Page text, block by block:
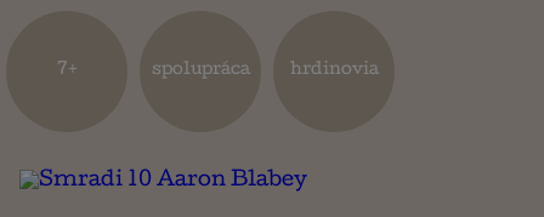
7+ spolupráca hrdinovia